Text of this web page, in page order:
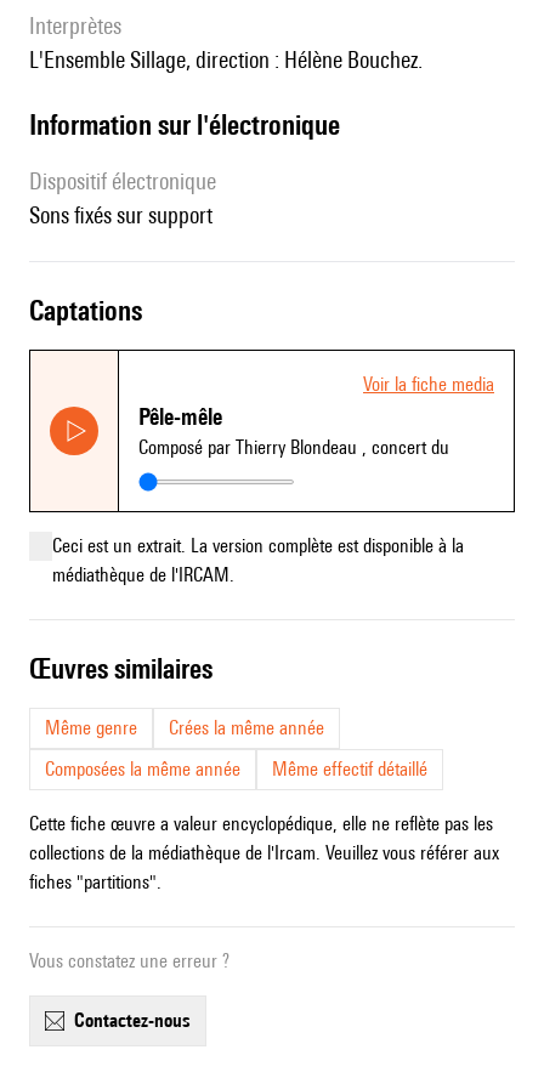
interprètes
l'Ensemble Sillage, direction : Hélène Bouchez.
Information sur l'électronique
Dispositif électronique
sons fixés sur support
captations
Voir la fiche media
Pêle-mêle
Composé par Thierry Blondeau , concert du
Ceci est un extrait. La version complète est disponible à la
médiathèque de l'IRCAM.
œuvres similaires
Même genre
Crées la même année
Composées la même année
Même effectif détaillé
Cette fiche œuvre a valeur encyclopédique, elle ne reflète pas les
collections de la médiathèque de l'Ircam. Veuillez vous référer aux
fiches "partitions".
Vous constatez une erreur ?
contactez-nous